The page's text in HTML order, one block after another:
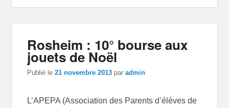
Rosheim : 10° bourse aux
jouets de Noël
Publié le21 novembre 2013 paradmin
L’APEPA (Association des Parents d’élèves de